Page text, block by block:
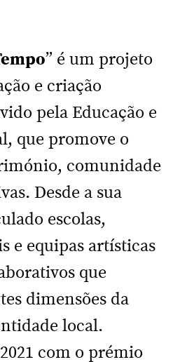
” é um projeto
e criação
pela Educação e
que promove o
comunidade
Desde a sua
escolas,
e equipas artísticas
que
dimensões da
local.
com o prémio